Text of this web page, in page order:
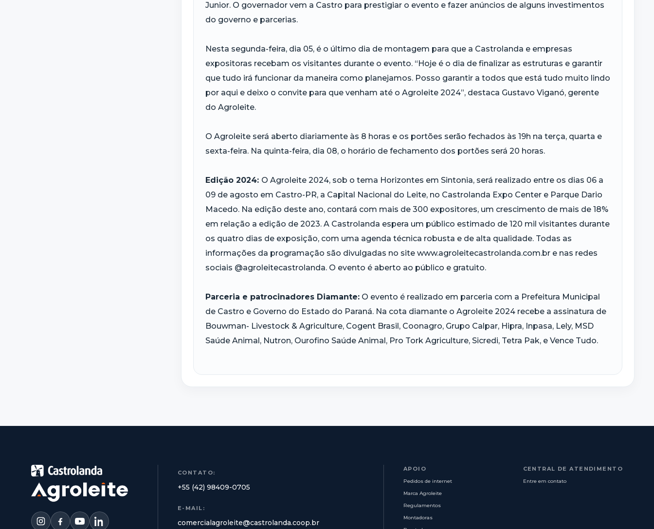
Junior. O governador vem a Castro para prestigiar o evento e fazer anúncios de alguns investimentos
do governo e parcerias.
Nesta segunda-feira, dia 05, é o último dia de montagem para que a Castrolanda e empresas
expositoras recebam os visitantes durante o evento. “Hoje é o dia de finalizar as estruturas e garantir
que tudo irá funcionar da maneira como planejamos. Posso garantir a todos que está tudo muito lindo
por aqui e deixo o convite para que venham até o Agroleite 2024”, destaca Gustavo Viganó, gerente
do Agroleite.
O Agroleite será aberto diariamente às 8 horas e os portões serão fechados às 19h na terça, quarta e
sexta-feira. Na quinta-feira, dia 08, o horário de fechamento dos portões será 20 horas.
Edição 2024: O Agroleite 2024, sob o tema Horizontes em Sintonia, será realizado entre os dias 06 a
09 de agosto em Castro-PR, a Capital Nacional do Leite, no Castrolanda Expo Center e Parque Dario
Macedo. Na edição deste ano, contará com mais de 300 expositores, um crescimento de mais de 18%
em relação a edição de 2023. A Castrolanda espera um público estimado de 120 mil visitantes durante
os quatro dias de exposição, com uma agenda técnica robusta e de alta qualidade. Todas as
informações da programação são divulgadas no site www.agroleitecastrolanda.com.br e nas redes
sociais @agroleitecastrolanda. O evento é aberto ao público e gratuito.
Parceria e patrocinadores Diamante: O evento é realizado em parceria com a Prefeitura Municipal
de Castro e Governo do Estado do Paraná. Na cota diamante o Agroleite 2024 recebe a assinatura de
Bouwman- Livestock & Agriculture, Cogent Brasil, Coonagro, Grupo Calpar, Hipra, Inpasa, Lely, MSD
Saúde Animal, Nutron, Ourofino Saúde Animal, Pro Tork Agriculture, Sicredi, Tetra Pak, e Vence Tudo.
CONTATO:
+55 (42) 98409-0705
E-MAIL:
comercialagroleite@castrolanda.coop.br
APOIO
Pedidos de internet
Marca Agroleite
Regulamentos
Montadoras
CENTRAL DE ATENDIMENTO
Entre em contato